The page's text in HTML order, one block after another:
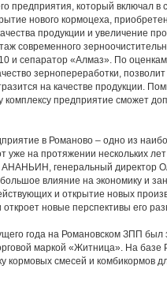
предприятия, который включал в
нового кормоцеха,
продукции и увеличение
современного
и сепаратор «Алмаз». По
зернопереработки,
на качестве продукции.
комплексу предприятие сможет
в Романово – одно из
уже на протяжении нескольких
АНАНЬИН, генеральный директор
влияние на экономику и
и открытие новых
новые перспективы его
года на Романовском ЗПП был
маркой «Житница». На базе
кормовых смесей и комбикормов